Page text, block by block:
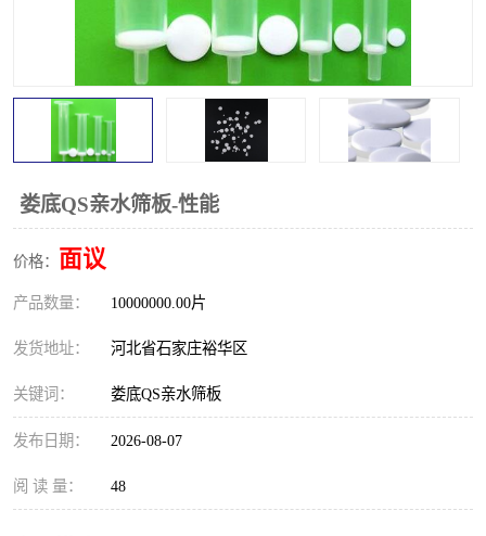
娄底QS亲水筛板-性能
价格： 面议
产品数量： 10000000.00片
发货地址： 河北省石家庄裕华区
关键词： 娄底QS亲水筛板
发布日期： 2026-08-07
阅 读 量： 48
96孔板